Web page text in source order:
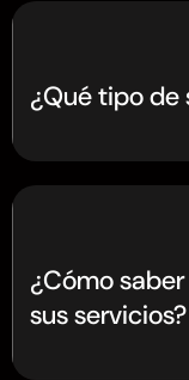
¿Qué tipo de
crear
soluciones
lo que necesitas.
¿Cómo
sus servicios?